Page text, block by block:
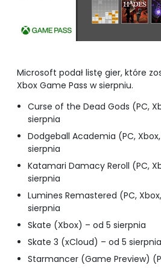
Microsoft podał listę gier, które
Xbox Game Pass w sierpniu.
Curse of the Dead Gods (PC,
sierpnia
Dodgeball Academia (PC,
sierpnia
Katamari Damacy Reroll (PC,
sierpnia
Lumines Remastered (PC,
sierpnia
Skate (Xbox) – od 5 sierpnia
Skate 3 (xCloud) – od 5 sierpnia
Starmancer (Game Preview)